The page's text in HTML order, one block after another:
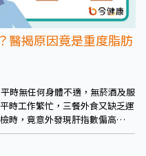
醫揭原因竟是重度脂肪
時無任何身體不適，無菸酒及服
時工作繁忙，三餐外食又缺乏運
時，竟意外發現肝指數偏高
度脂肪肝，連忙至醫院求診。